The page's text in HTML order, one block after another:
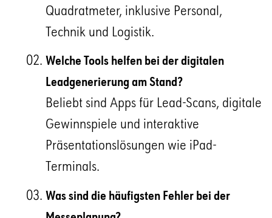
Quadratmeter, inklusive Personal,
Technik und Logistik.
Welche Tools helfen bei der digitalen
Leadgenerierung am Stand?
Beliebt sind Apps für Lead-Scans, digitale
Gewinnspiele und interaktive
Präsentationslösungen wie iPad-
Terminals.
Was sind die häufigsten Fehler bei der